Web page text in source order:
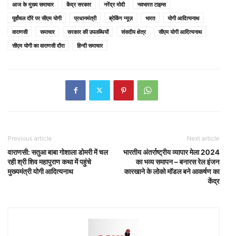
आज के मुख्य समाचार
केंद्र सरकार नरेंद्र मोदी
नवभारत टाइम्स
पूर्वांचल दौरे पर सीएम योगी
प्रधानमंत्री ब्रेकिंग न्यूज़ भारत
योगी आदित्यनाथ
वाराणसी
समाचार सरकार की उपलब्धियों संसदीय क्षेत्र
सीएम योगी आदित्यनाथ
सीएम योगी का वाराणसी दौरा
हिन्दी समाचार
Previous article
वाराणसी: सतुआ बाबा गोशाला डोमरी में चल
रही श्री शिव महापुराण कथा में पहुंचे
मुख्यमंत्री योगी आदित्यनाथ
Next article
भारतीय अंतर्राष्ट्रीय व्यापार मेला 2024
का भव्य समापन – बनारस रेल इंजन
कारखाने के लोको मॉडल बने आकर्षण का
केंद्र